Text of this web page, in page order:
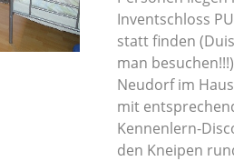
Inventschloss
statt finden
man
Neudorf im
mit
Kennenlern-
den Kneipen